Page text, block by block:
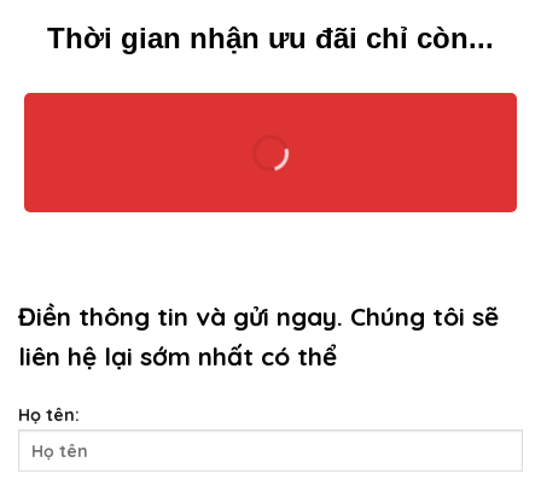
Thời gian nhận ưu đãi chỉ còn...
Điền thông tin và gửi ngay. Chúng tôi sẽ
liên hệ lại sớm nhất có thể
Họ tên: